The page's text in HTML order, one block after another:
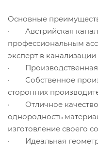
Основные
· Австрийская
профессиональным
эксперт в канализации
· Производственная
· Собственное
сторонних
· Отличное качество
однородность
изготовление своего
· Идеальная